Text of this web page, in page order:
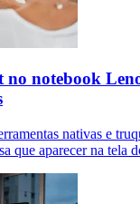
notebook
nativas e
que aparecer na tela